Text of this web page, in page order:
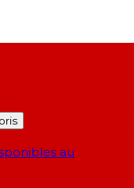
au